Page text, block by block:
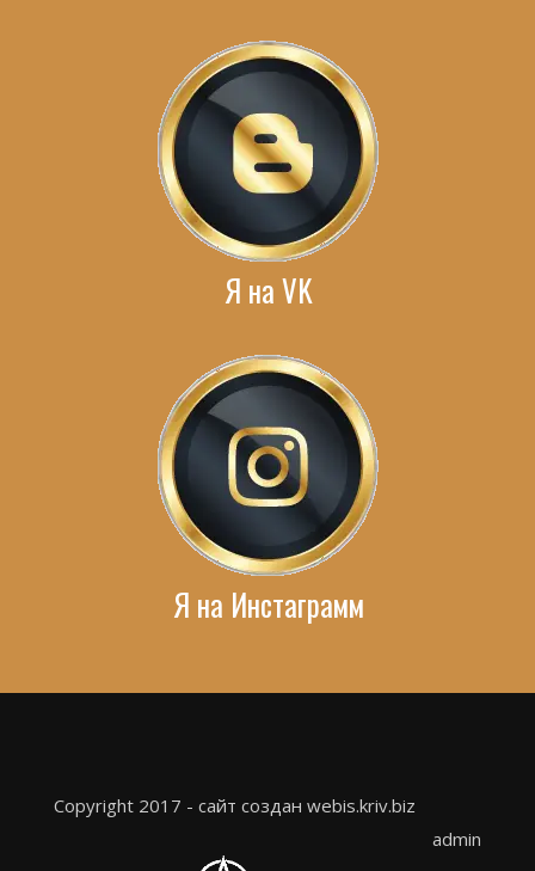
Я на VK
Я на Инстаграмм
Copyright 2017 - сайт создан webis.kriv.biz
admin